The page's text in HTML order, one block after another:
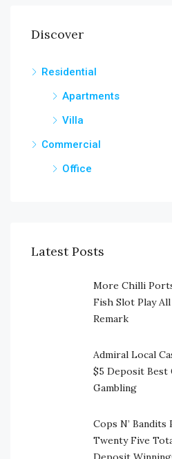
Discover
Residential
Apartments
Villa
Commercial
Office
Latest Posts
More Chilli
Fish Slot Play
Remark
Admiral Local
$5 Deposit Best
Gambling
Cops N’
Twenty Five